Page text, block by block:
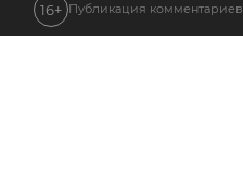
16+ Публикация комментариев